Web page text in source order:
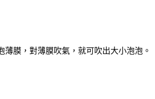
膜，對薄膜吹氣，就可吹出大小泡泡。